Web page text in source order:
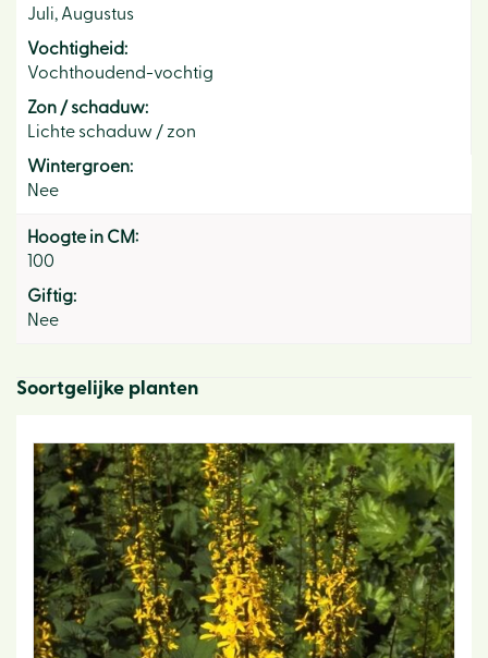
Juli, Augustus
Vochtigheid:
Vochthoudend-vochtig
Zon / schaduw:
Lichte schaduw / zon
Wintergroen:
Nee
Hoogte in CM:
100
Giftig:
Nee
Soortgelijke planten